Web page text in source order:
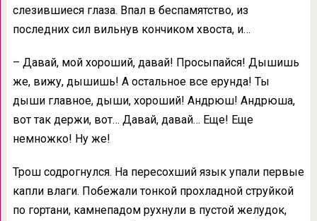
слезившиеся глаза. Впал в беспамятство, из
последних сил вильнув кончиком хвоста, и…
– Давай, мой хороший, давай! Просыпайся! Дышишь
же, вижу, дышишь! А остальное все ерунда! Ты
дыши главное, дыши, хороший! Андрюш! Андрюша,
вот так держи, вот… Давай, давай… Еще! Еще
немножко! Ну же!
Трош содрогнулся. На пересохший язык упали первые
капли влаги. Побежали тонкой прохладной струйкой
по гортани, камнепадом рухнули в пустой желудок,